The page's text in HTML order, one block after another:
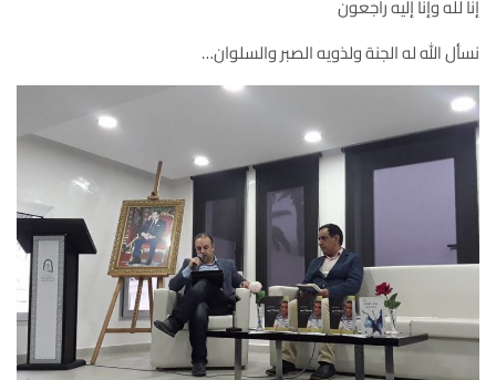
إنا لله وإنا إليه راجعون
نسأل الله له الجنة ولذويه الصبر والسلوان…